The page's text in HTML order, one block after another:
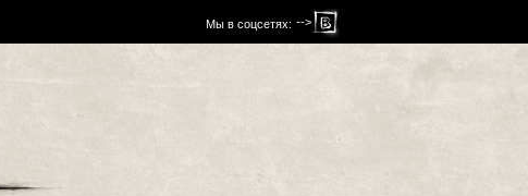
Мы в соцсетях: -->